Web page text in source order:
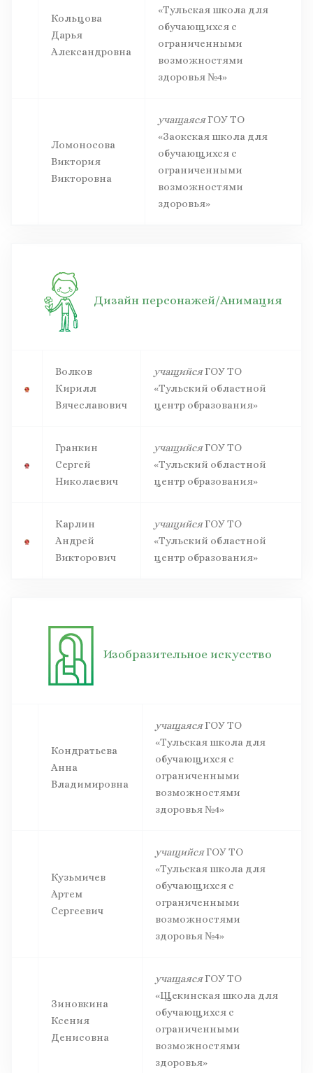
Кольцова
Дарья
Александровна
«Тульская школа для
обучающихся с
ограниченными
возможностями
здоровья №4»
Ломоносова
Виктория
Викторовна
учащаясяГОУ ТО
«Заокская школа для
обучающихся с
ограниченными
возможностями
здоровья»
Дизайн персонажей/Анимация
Волков
Кирилл
Вячеславович
учащийсяГОУ ТО
«Тульский областной
центр образования»
Гранкин
Сергей
Николаевич
учащийсяГОУ ТО
«Тульский областной
центр образования»
Карлин
Андрей
Викторович
учащийсяГОУ ТО
«Тульский областной
центр образования»
Изобразительное искусство
Кондратьева
Анна
Владимировна
учащаясяГОУ ТО
«Тульская школа для
обучающихся с
ограниченными
возможностями
здоровья №4»
Кузьмичев
Артем
Сергеевич
учащийсяГОУ ТО
«Тульская школа для
обучающихся с
ограниченными
возможностями
здоровья №4»
Зиновкина
Ксения
Денисовна
учащаясяГОУ ТО
«Щекинская школа для
обучающихся с
ограниченными
возможностями
здоровья»